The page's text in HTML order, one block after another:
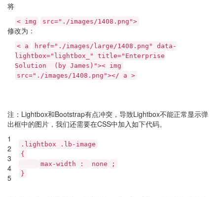
将
< img src="./images/1408.png">
修改为：
< a
href="./images/large/1408.png" data-
lightbox="lightbox_" title="Enterprise
Solution (by James)">< img
src="./images/1408.png"></
a >
注：Lightbox和Bootstrap有点冲突，导致Lightbox不能正常显示弹
出框中的图片，我们还需要在CSS中加入如下代码。
1
2
3
4
5
.lightbox .lb-image
{
max-width
: none
;
}